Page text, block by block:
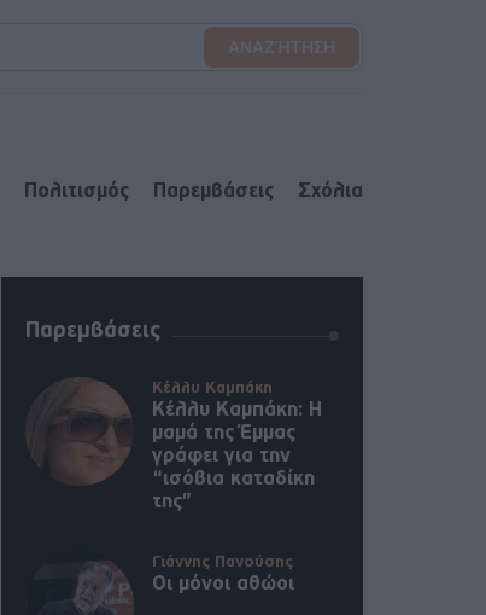
Πολιτισμός Παρεμβάσεις Σχόλια
Παρεμβάσεις
Κέλλυ Καμπάκη
Κέλλυ Καμπάκη: Η
μαμά της Έμμας
γράφει για την
“ισόβια καταδίκη
της”
Γιάννης Πανούσης
Οι μόνοι αθώοι